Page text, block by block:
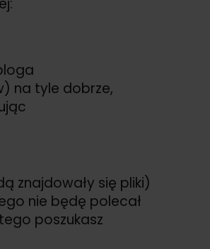
na tyle dobrze,
znajdowały się pliki)
nie będę polecał
poszukasz